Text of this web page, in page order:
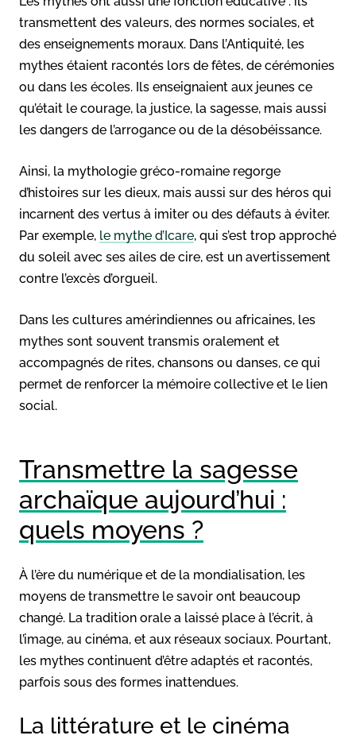
transmettent des valeurs, des normes sociales, et
des enseignements moraux. Dans l’Antiquité, les
mythes étaient racontés lors de fêtes, de cérémonies
ou dans les écoles. Ils enseignaient aux jeunes ce
qu’était le courage, la justice, la sagesse, mais aussi
les dangers de l’arrogance ou de la désobéissance.
Ainsi, la mythologie gréco-romaine regorge
d’histoires sur les dieux, mais aussi sur des héros qui
incarnent des vertus à imiter ou des défauts à éviter.
Par exemple, le mythe d’Icare, qui s’est trop approché
du soleil avec ses ailes de cire, est un avertissement
contre l’excès d’orgueil.
Dans les cultures amérindiennes ou africaines, les
mythes sont souvent transmis oralement et
accompagnés de rites, chansons ou danses, ce qui
permet de renforcer la mémoire collective et le lien
social.
Transmettre la sagesse
archaïque aujourd’hui :
quels moyens ?
À l’ère du numérique et de la mondialisation, les
moyens de transmettre le savoir ont beaucoup
changé. La tradition orale a laissé place à l’écrit, à
l’image, au cinéma, et aux réseaux sociaux. Pourtant,
les mythes continuent d’être adaptés et racontés,
parfois sous des formes inattendues.
La littérature et le cinéma